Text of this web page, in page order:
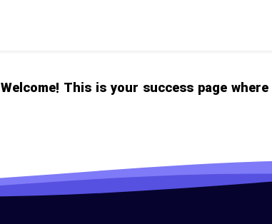
Welcome! This is your success page